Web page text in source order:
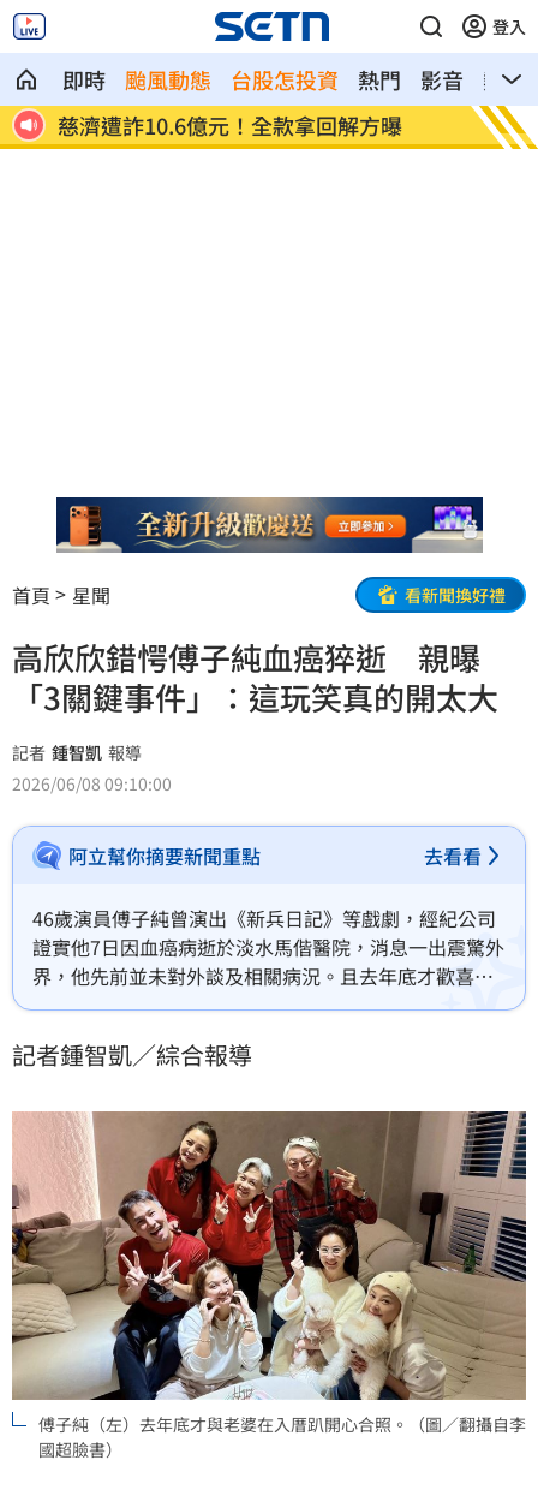
登入
即時 颱風動態 台股怎投資 熱門 影音
熱搜
慈濟遭詐10.6億元！全款拿回解方曝
稱龍
首頁 星聞 看新聞換好禮
高欣欣錯愕傅子純血癌猝逝 親曝
「3關鍵事件」：這玩笑真的開太大
記者 鍾智凱 報導
2026/06/08 09:10:00
阿立幫你摘要新聞重點 去看看
46歲演員傅子純曾演出《新兵日記》等戲劇，經紀公司
證實他7日因血癌病逝於淡水馬偕醫院，消息一出震驚外
界，他先前並未對外談及相關病況。且去年底才歡喜辦
入厝趴，資深女星方馨、高欣欣、兵家綺都出席，今高
記者鍾智凱／綜合報導
傅子純（左）去年底才與老婆在入厝趴開心合照。（圖／翻攝自李
國超臉書）